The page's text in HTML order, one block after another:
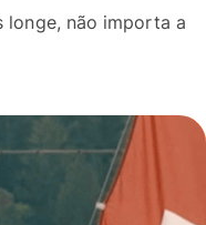
longe, não importa a